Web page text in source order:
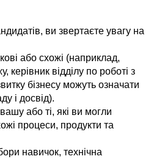
ви звертаєте увагу на
або схожі (наприклад,
керівник відділу по роботі з
бізнесу можуть означати
і досвід).
або ті, які ви могли
процеси, продукти та
навичок, технічна